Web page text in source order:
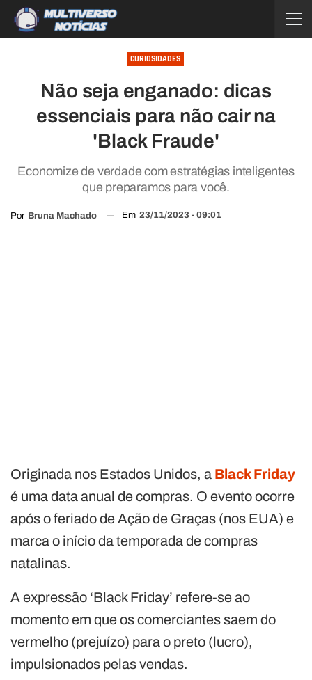
CURIOSIDADES
Não seja enganado: dicas
essenciais para não cair na
'Black Fraude'
Economize de verdade com estratégias inteligentes
que preparamos para você.
Por Bruna Machado Em 23/11/2023 - 09:01
Originada nos Estados Unidos, a Black Friday
é uma data anual de compras. O evento ocorre
após o feriado de Ação de Graças (nos EUA) e
marca o início da temporada de compras
natalinas.
A expressão ‘Black Friday’ refere-se ao
momento em que os comerciantes saem do
vermelho (prejuízo) para o preto (lucro),
impulsionados pelas vendas.